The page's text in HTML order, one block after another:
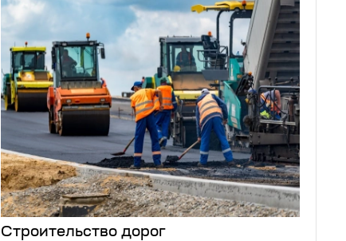
Строительство дорог